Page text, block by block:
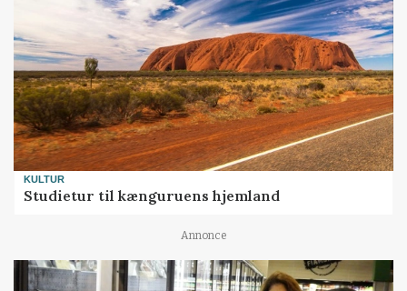
KULTUR
Studietur til kænguruens hjemland
Annonce